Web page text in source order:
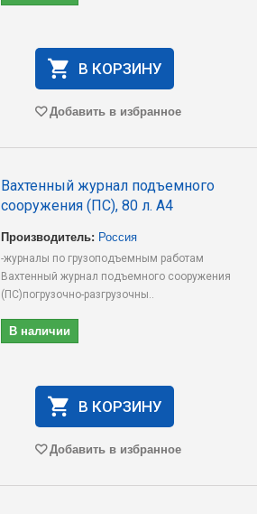
В КОРЗИНУ
Добавить в избранное
Вахтенный журнал подъемного
сооружения (ПС), 80 л. А4
Производитель: Россия
-журналы по грузоподъемным работам
Вахтенный журнал подъемного сооружения
(ПС)погрузочно-разгрузочны..
В наличии
В КОРЗИНУ
Добавить в избранное